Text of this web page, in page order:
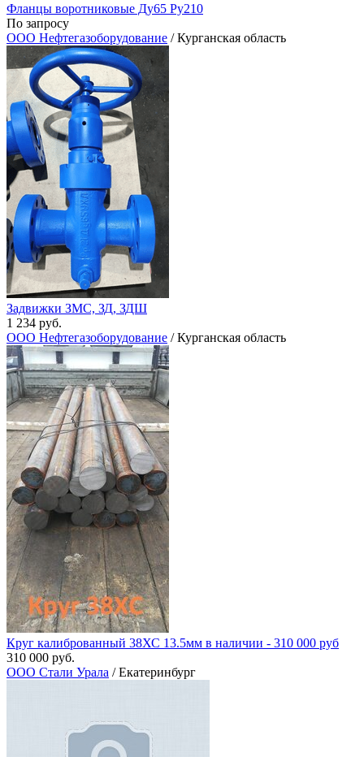
Фланцы воротниковые Ду65 Ру210
По запросу
ООО Нефтегазоборудование / Курганская область
Задвижки ЗМС, ЗД, ЗДШ
1 234 руб.
ООО Нефтегазоборудование / Курганская область
Круг калиброванный 38ХС 13.5мм в наличии - 310 000 руб
310 000 руб.
ООО Стали Урала / Екатеринбург